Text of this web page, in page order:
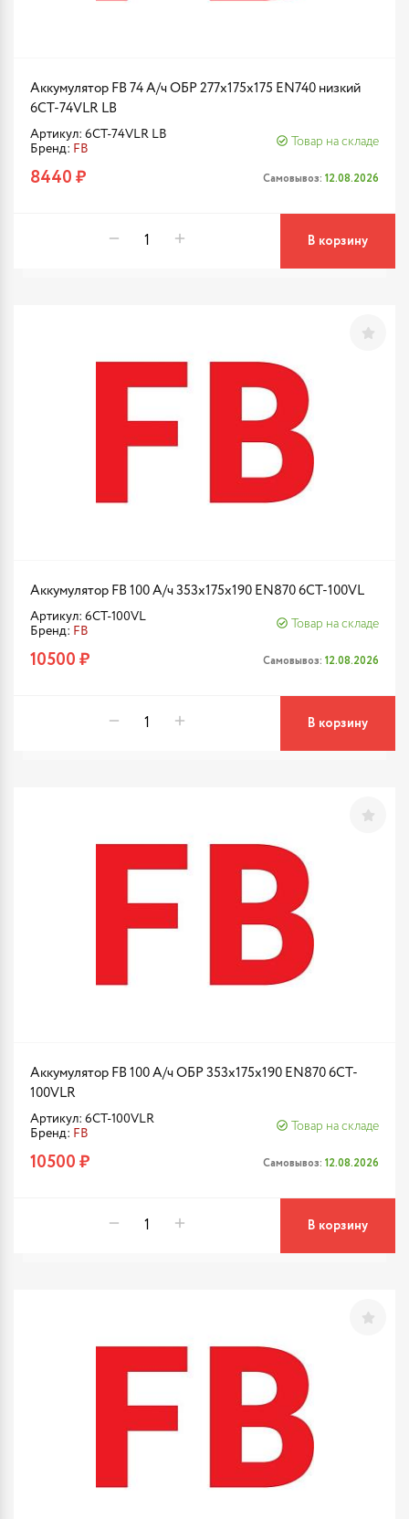
Аккумулятор FB 74 А/ч ОБР 277х175х175 EN740 низкий
6CT-74VLR LB
Артикул: 6CT-74VLR LB
Бренд: FB
Товар на складе
8440 ₽ Самовывоз: 12.08.2026
В корзину
Аккумулятор FB 100 А/ч 353х175х190 EN870 6CT-100VL
Артикул: 6CT-100VL
Бренд: FB
Товар на складе
10500 ₽ Самовывоз: 12.08.2026
В корзину
Аккумулятор FB 100 А/ч ОБР 353х175х190 EN870 6CT-
100VLR
Артикул: 6CT-100VLR
Бренд: FB
Товар на складе
10500 ₽ Самовывоз: 12.08.2026
В корзину